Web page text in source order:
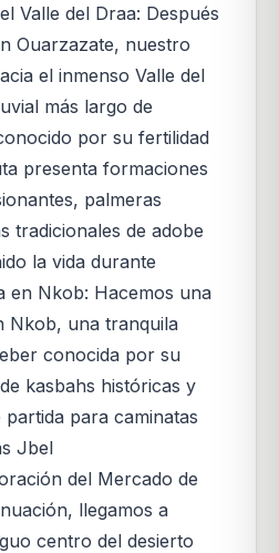
Valle del Draa: Después
Ouarzazate, nuestro
el inmenso Valle del
más largo de
por su fertilidad
presenta formaciones
palmeras
tradicionales de adobe
la vida durante
en Nkob: Hacemos una
Nkob, una tranquila
conocida por su
kasbahs históricas y
para caminatas
Jbel
del Mercado de
llegamos a
centro del desierto